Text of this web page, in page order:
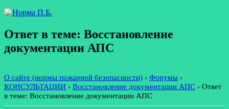
Ответ в теме: Восстановление
документации АПС
О сайте (нормы пожарной безопасности) › Форумы ›
КОНСУЛЬТАЦИИ › Восстановление документации АПС › Ответ
в теме: Восстановление документации АПС